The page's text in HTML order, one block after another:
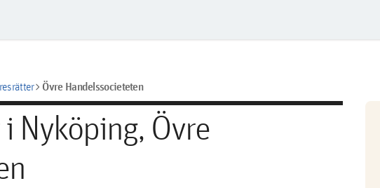
chevron_rightÖvre Handelssocieteten
Nyköping, Övre